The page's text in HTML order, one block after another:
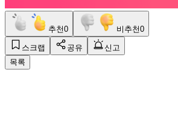
추천0 비추천0
스크랩 공유
신고
목록